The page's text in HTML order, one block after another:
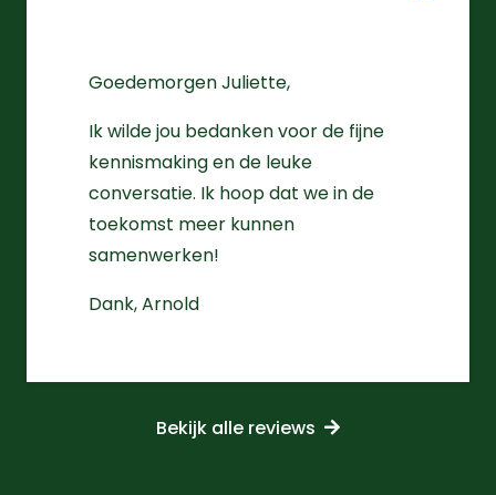
Goedemorgen Juliette,
Ik wilde jou bedanken voor de fijne
kennismaking en de leuke
conversatie. Ik hoop dat we in de
toekomst meer kunnen
samenwerken!
Dank, Arnold
Bekijk alle reviews